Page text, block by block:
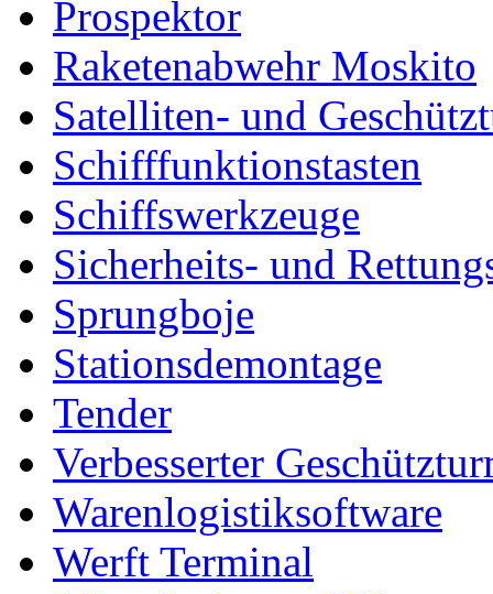
Prospektor
Raketenabwehr Moskito
Satelliten- und
Schifffunktionstasten
Schiffswerkzeuge
Sicherheits- und
Sprungboje
Stationsdemontage
Tender
Verbesserter
Warenlogistiksoftware
Werft Terminal